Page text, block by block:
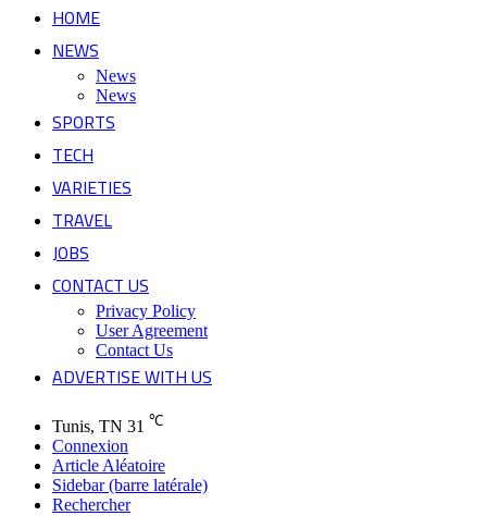
HOME
NEWS
News
News
SPORTS
TECH
VARIETIES
TRAVEL
JOBS
CONTACT US
Privacy Policy
User Agreement
Contact Us
ADVERTISE WITH US
Tunis, TN 31 ℃
Connexion
Article Aléatoire
Sidebar (barre latérale)
Rechercher